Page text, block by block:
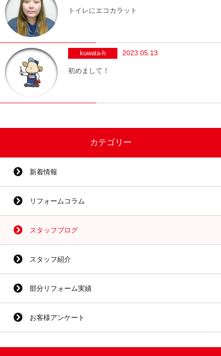
トイレにエコカラット
kuwata-h 2023.05.13
初めまして！
カテゴリー
新着情報
リフォームコラム
スタッフブログ
スタッフ紹介
部分リフォーム実績
お客様アンケート